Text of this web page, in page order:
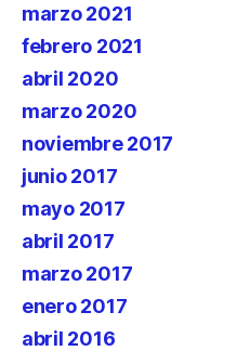
marzo 2021
febrero 2021
abril 2020
marzo 2020
noviembre 2017
junio 2017
mayo 2017
abril 2017
marzo 2017
enero 2017
abril 2016